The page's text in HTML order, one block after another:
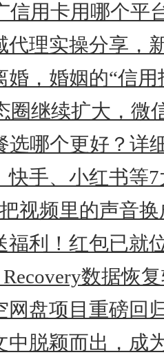
信用卡用哪个平
代理实操分享，
婚，婚姻的“信
圈继续扩大，微
选哪个更好？详
快手、小红书等
视频里的声音
福利！红包已就
Recovery数据恢
网盘项目重磅回
中脱颖而出，成